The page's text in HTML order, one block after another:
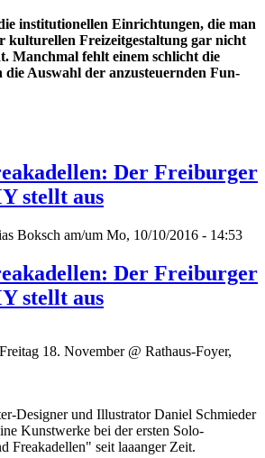
institutionellen Einrichtungen, die man
kulturellen Freizeitgestaltung gar nicht
Manchmal fehlt einem schlicht die
die Auswahl der anzusteuernden Fun-
Der Freiburger
stellt aus
Boksch am/um Mo, 10/10/2016 - 14:53
Der Freiburger
stellt aus
18. November @ Rathaus-Foyer,
Designer und Illustrator Daniel Schmieder
Kunstwerke bei der ersten Solo-
Freakadellen" seit laaanger Zeit.